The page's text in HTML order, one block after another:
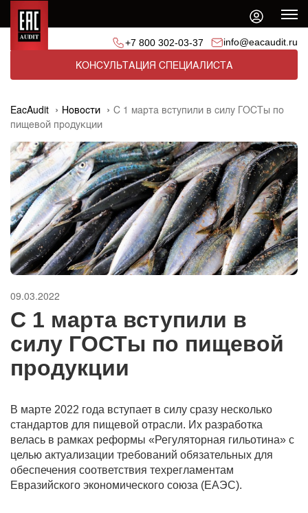
+7 800 302-03-37 info@eacaudit.ru
КОНСУЛЬТАЦИЯ СПЕЦИАЛИСТА
EacAudit Новости
С 1 марта вступили в силу ГОСТы по
пищевой продукции
09.03.2022
С 1 марта вступили в
силу ГОСТы по пищевой
продукции
В марте 2022 года вступает в силу сразу несколько
стандартов для пищевой отрасли. Их разработка
велась в рамках реформы «Регуляторная гильотина» с
целью актуализации требований обязательных для
обеспечения соответствия техрегламентам
Евразийского экономического союза (ЕАЭС).